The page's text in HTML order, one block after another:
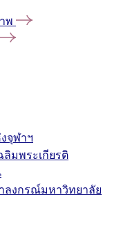
พ
จุฬาฯ
มพระเกียรติ
ลงกรณ์มหาวิทยาลัย